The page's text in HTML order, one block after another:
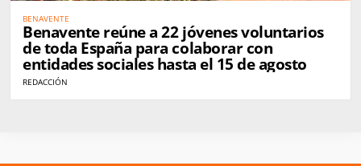
BENAVENTE
Benavente reúne a 22 jóvenes voluntarios
de toda España para colaborar con
entidades sociales hasta el 15 de agosto
REDACCIÓN